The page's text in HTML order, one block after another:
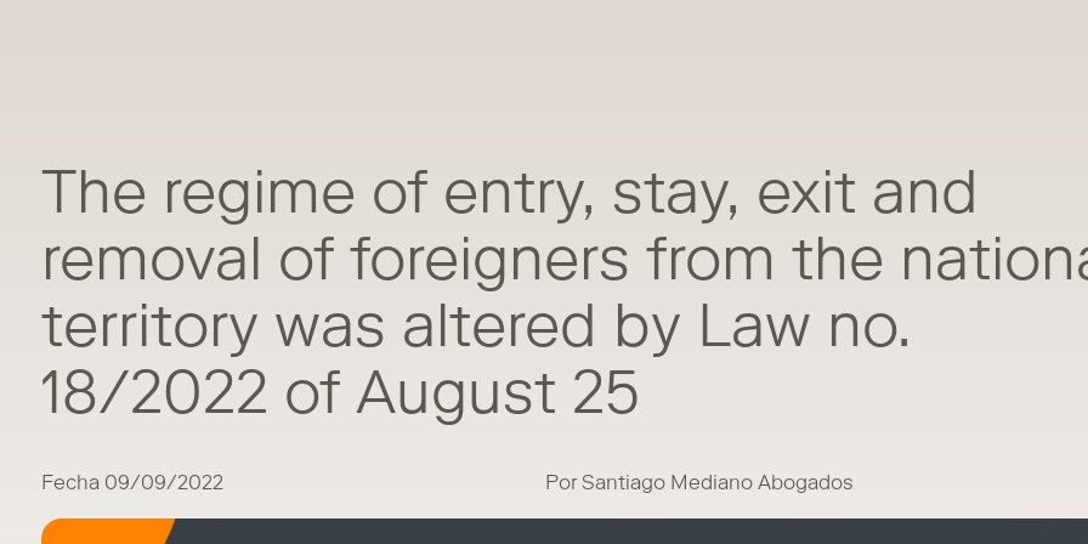
The regime of entry, stay, exit and
removal of foreigners from the
territory was altered by Law no.
18/2022 of August 25
Fecha 09/09/2022 Por Santiago Mediano Abogados